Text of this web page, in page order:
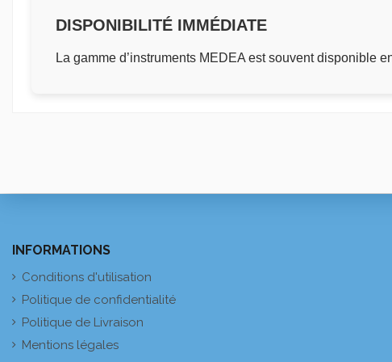
DISPONIBILITÉ IMMÉDIATE
La gamme d’instruments MEDEA est souvent disponible
INFORMATIONS
Conditions d'utilisation
Politique de confidentialité
Politique de Livraison
Mentions légales